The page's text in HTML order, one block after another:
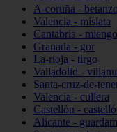
A-coruña -
Valencia - mislata
Cantabria - miengo
Granada - gor
La-rioja - tirgo
Valladolid -
Santa-cruz-de-
Valencia - cullera
Castellón -
Alicante -